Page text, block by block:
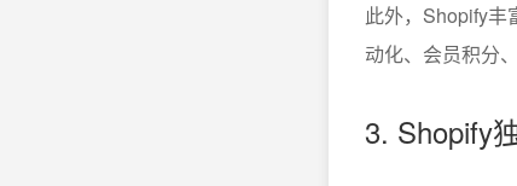
此外，Shopify丰
动化、会员积分
3. Shopify